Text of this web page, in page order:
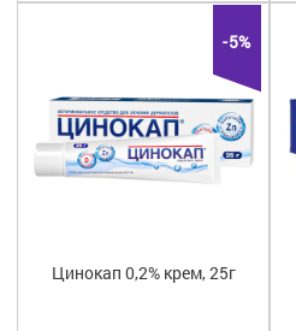
-5%
Цинокап 0,2% крем, 25г